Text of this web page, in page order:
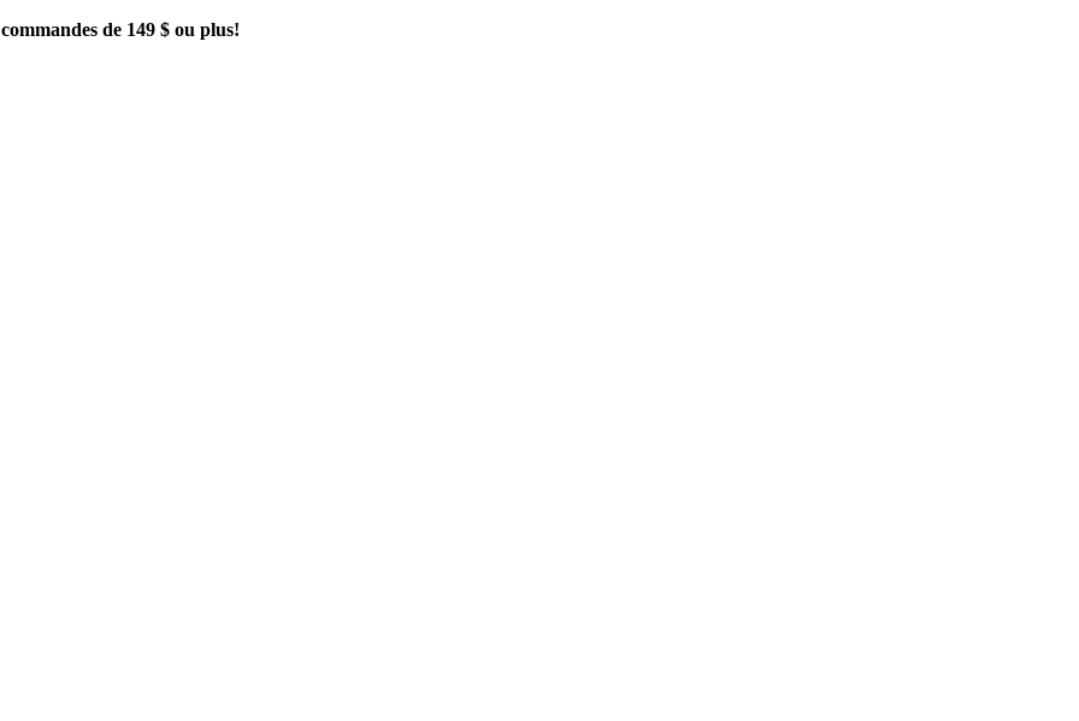
de 149 $ ou plus!